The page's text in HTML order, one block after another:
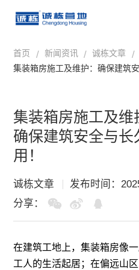
首页 / 新闻资讯 / 诚栋文章 /
集装箱房施工及维护：确保建筑
集装箱房施工及维
确保建筑安全与长
用！
诚栋文章
发布时间：
分享：
在建筑工地上，集装箱房像
工人的生活起居；在偏远山